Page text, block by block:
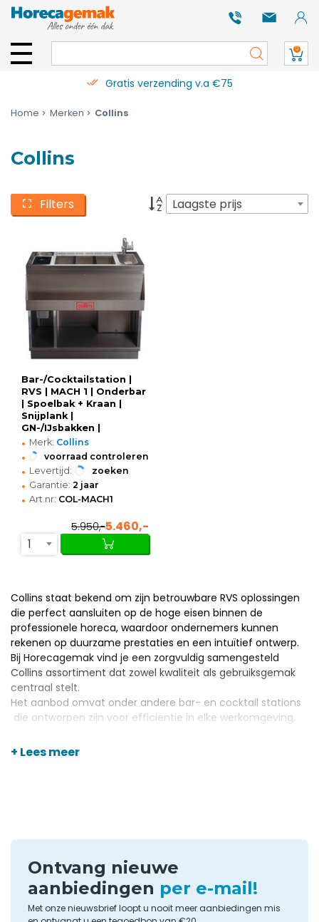
0
Gratis verzending v.a €75
Home Merken Collins
Collins
Filters Laagste prijs
Bar-/Cocktailstation |
RVS | MACH 1 | Onderbar
| Spoelbak + Kraan |
Snijplank |
GN-/IJsbakken |
1000x500x880-
940(h)mm
• Merk: Collins
• voorraad controleren
• Levertijd: zoeken
• Garantie: 2 jaar
• Art.nr: COL-MACH1
5.950,-5.460,-
1
Collins staat bekend om zijn betrouwbare RVS oplossingen
die perfect aansluiten op de hoge eisen binnen de
professionele horeca, waardoor ondernemers kunnen
rekenen op duurzame prestaties en een intuïtief ontwerp.
Bij Horecagemak vind je een zorgvuldig samengesteld
Collins assortiment dat zowel kwaliteit als gebruiksgemak
centraal stelt.
Het aanbod omvat onder andere bar- en cocktail stations
die ontworpen zijn voor efficiëntie in elke werkomgeving,
Dankzij onze scherpe prijzen en deskundig advies profiteer
+ Lees meer
Ontvang nieuwe
aanbiedingen per e-mail!
Met onze nieuwsbrief loopt u nooit meer aanbiedingen mis